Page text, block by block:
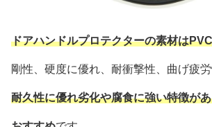
ドアハンドルプロテクターの素材は
剛性、硬度に優れ、耐衝撃性、曲げ疲労
耐久性に優れ劣化や腐食に強い特徴が